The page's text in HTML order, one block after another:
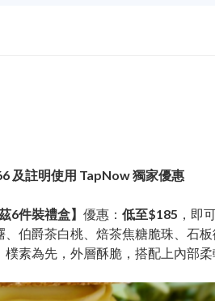
及註明使用 TapNow 獨家優惠
6件裝禮盒】 優惠： 低至$185 ，即
伯爵茶白桃、焙茶焦糖脆珠、石
樸素為先，外層酥脆，搭配上內部